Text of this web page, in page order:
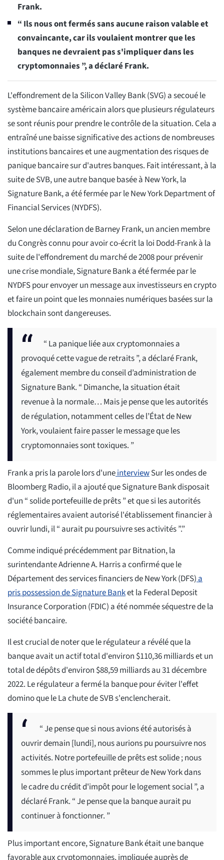
Frank.
“ Ils nous ont fermés sans aucune raison valable et
convaincante, car ils voulaient montrer que les
banques ne devraient pas s'impliquer dans les
cryptomonnaies ”, a déclaré Frank.
L'effondrement de la Silicon Valley Bank (SVG) a secoué le
système bancaire américain alors que plusieurs régulateurs
se sont réunis pour prendre le contrôle de la situation. Cela a
entraîné une baisse significative des actions de nombreuses
institutions bancaires et une augmentation des risques de
panique bancaire sur d'autres banques. Fait intéressant, à la
suite de SVB, une autre banque basée à New York, la
Signature Bank, a été fermée par le New York Department of
Financial Services (NYDFS).
Selon une déclaration de Barney Frank, un ancien membre
du Congrès connu pour avoir co-écrit la loi Dodd-Frank à la
suite de l'effondrement du marché de 2008 pour prévenir
une crise mondiale, Signature Bank a été fermée par le
NYDFS pour envoyer un message aux investisseurs en crypto
et faire un point que les monnaies numériques basées sur la
blockchain sont dangereuses.
“ La panique liée aux cryptomonnaies a
provoqué cette vague de retraits ”, a déclaré Frank,
également membre du conseil d’administration de
Signature Bank. “ Dimanche, la situation était
revenue à la normale… Mais je pense que les autorités
de régulation, notamment celles de l’État de New
York, voulaient faire passer le message que les
cryptomonnaies sont toxiques. ”
Frank a pris la parole lors d'uneinterviewSur les ondes de
Bloomberg Radio, il a ajouté que Signature Bank disposait
d'un “ solide portefeuille de prêts ” et que si les autorités
réglementaires avaient autorisé l'établissement financier à
ouvrir lundi, il “ aurait pu poursuivre ses activités ”.”
Comme indiqué précédemment par Bitnation, la
surintendante Adrienne A. Harris a confirmé que le
Département des services financiers de New York (DFS)a
pris possession de Signature Banket la Federal Deposit
Insurance Corporation (FDIC) a été nommée séquestre de la
société bancaire.
Il est crucial de noter que le régulateur a révélé que la
banque avait un actif total d'environ $110,36 milliards et un
total de dépôts d'environ $88,59 milliards au 31 décembre
2022. Le régulateur a fermé la banque pour éviter l'effet
domino que le La chute de SVB s'enclencherait.
“ Je pense que si nous avions été autorisés à
ouvrir demain [lundi], nous aurions pu poursuivre nos
activités. Notre portefeuille de prêts est solide ; nous
sommes le plus important prêteur de New York dans
le cadre du crédit d'impôt pour le logement social ”, a
déclaré Frank. “ Je pense que la banque aurait pu
continuer à fonctionner. ”
Plus important encore, Signature Bank était une banque
favorable aux cryptomonnaies, impliquée auprès de